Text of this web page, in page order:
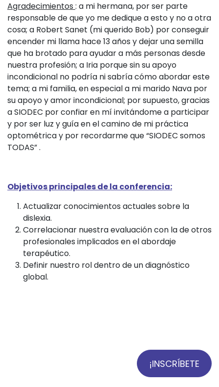
Agradecimientos : a mi hermana, por ser parte
responsable de que yo me dedique a esto y no a otra
cosa; a Robert Sanet (mi querido Bob) por conseguir
encender mi llama hace 13 años y dejar una semilla
que ha brotado para ayudar a más personas desde
nuestra profesión; a Iria porque sin su apoyo
incondicional no podría ni sabría cómo abordar este
tema; a mi familia, en especial a mi marido Nava por
su apoyo y amor incondicional; por supuesto, gracias
a SIODEC por confiar en mí invitándome a participar
y por ser luz y guía en el camino de mi práctica
optométrica y por recordarme que “SIODEC somos
TODAS” .
Objetivos principales de la conferencia:
Actualizar conocimientos actuales sobre la
dislexia.
Correlacionar nuestra evaluación con la de otros
profesionales implicados en el abordaje
terapéutico.
Definir nuestro rol dentro de un diagnóstico
global.
¡INSCRÍBETE